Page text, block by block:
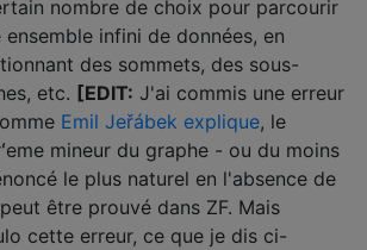
nombre de choix pour parcourir
infini de données, en
des sommets, des sous-
etc. [EDIT: J'ai commis une erreur
Emil Jeřábek explique, le
mineur du graphe - ou du moins
le plus naturel en l'absence de
être prouvé dans ZF. Mais
cette erreur, ce que je dis ci-